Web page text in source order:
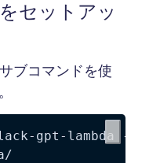
セットアッ
ブコマンドを使
gpt-lambda
--